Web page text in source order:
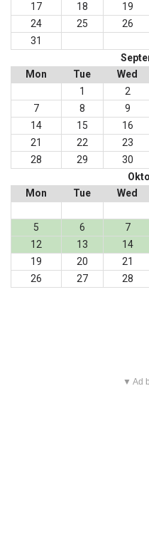
17
18 19
24
25 26
31
Mon
Tue Wed
1
2
7
8 9
14
15 16
21
22 23
28
29
30
Mon
Tue Wed
5
6 7
12
13 14
19
20 21
26
27 28
▼ Ad